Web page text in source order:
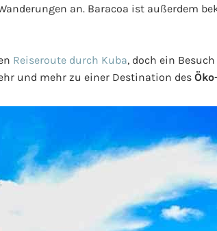
an. Baracoa ist außerdem
Reiseroute durch Kuba, doch ein
und mehr zu einer Destination des